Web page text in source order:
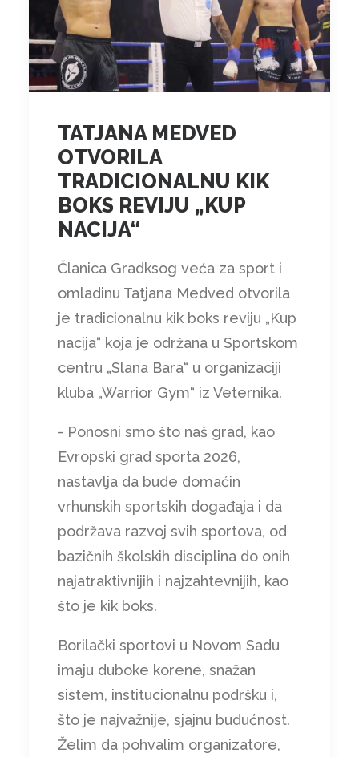
TATJANA MEDVED
OTVORILA
TRADICIONALNU KIK
BOKS REVIJU „KUP
NACIJA“
Članica Gradksog veća za sport i
omladinu Tatjana Medved otvorila
je tradicionalnu kik boks reviju „Kup
nacija“ koja je održana u Sportskom
centru „Slana Bara“ u organizaciji
kluba „Warrior Gym“ iz Veternika.
- Ponosni smo što naš grad, kao
Evropski grad sporta 2026,
nastavlja da bude domaćin
vrhunskih sportskih događaja i da
podržava razvoj svih sportova, od
bazičnih školskih disciplina do onih
najatraktivnijih i najzahtevnijih, kao
što je kik boks.
Borilački sportovi u Novom Sadu
imaju duboke korene, snažan
sistem, institucionalnu podršku i,
što je najvažnije, sjajnu budućnost.
Želim da pohvalim organizatore,